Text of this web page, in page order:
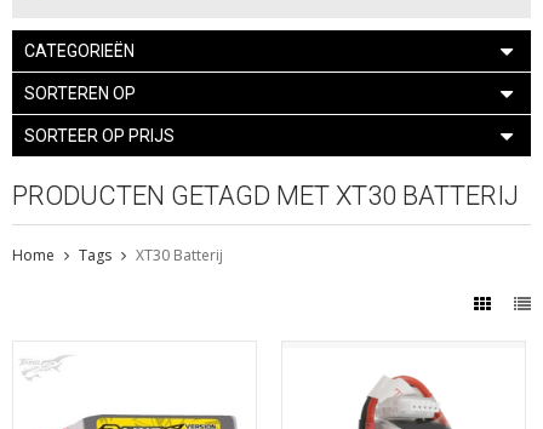
CATEGORIEËN
SORTEREN OP
SORTEER OP PRIJS
PRODUCTEN GETAGD MET XT30 BATTERIJ
Home Tags XT30 Batterij